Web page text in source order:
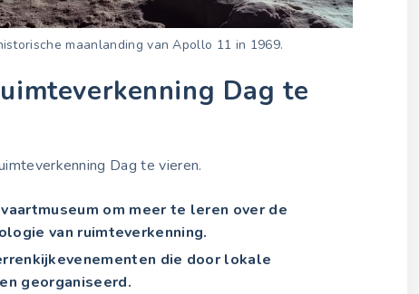
maanlanding van Apollo 11 in 1969.
Dag te
Dag te vieren.
om meer te leren over de
van ruimteverkenning.
die door lokale
georganiseerd.